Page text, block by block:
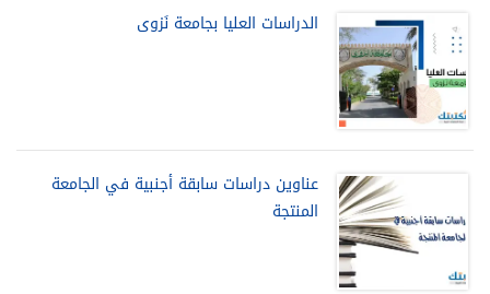
الدراسات العليا بجامعة نَزوى
عناوين دراسات سابقة أجنبية في الجامعة
المنتجة